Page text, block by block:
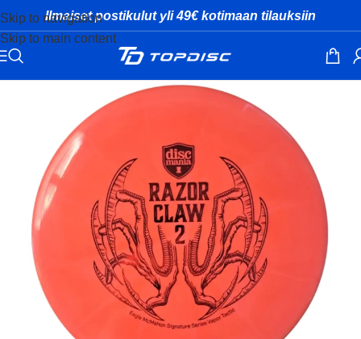
Skip to navigation
Skip to main content
Ilmaiset postikulut yli 49€ kotimaan tilauksiin